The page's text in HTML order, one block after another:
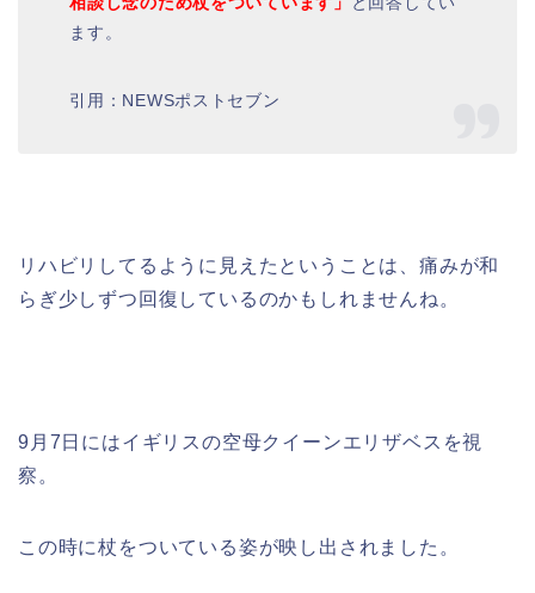
ます。
引用：NEWSポストセブン
リハビリしてるように見えたということは、痛みが和
らぎ少しずつ回復しているのかもしれませんね。
9月7日にはイギリスの空母クイーンエリザベスを視
察。
この時に杖をついている姿が映し出されました 。